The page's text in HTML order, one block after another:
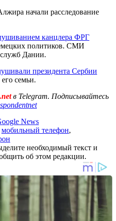
начали расследование
канцлера ФРГ
политиков. СМИ
Дании.
президента Сербии
семьи.
в Telegram. Подписывайтесь
News
мобильный телефон,
необходимый текст и
об этом редакции.